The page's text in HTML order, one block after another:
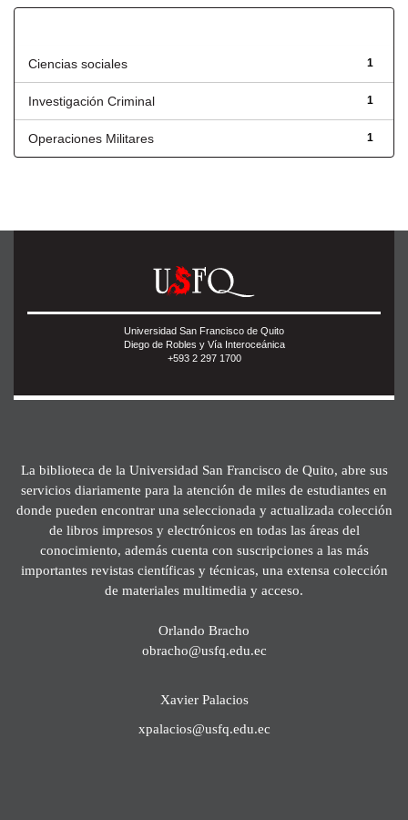
1
Ciencias sociales
1
Investigación Criminal
1
Operaciones Militares
Universidad San Francisco de Quito
Diego de Robles y Vía Interoceánica
+593 2 297 1700
La biblioteca de la Universidad San Francisco de Quito, abre sus
servicios diariamente para la atención de miles de estudiantes en
donde pueden encontrar una seleccionada y actualizada colección
de libros impresos y electrónicos en todas las áreas del
conocimiento, además cuenta con suscripciones a las más
importantes revistas científicas y técnicas, una extensa colección
de materiales multimedia y acceso.
Orlando Bracho
obracho@usfq.edu.ec
Xavier Palacios
xpalacios@usfq.edu.ec